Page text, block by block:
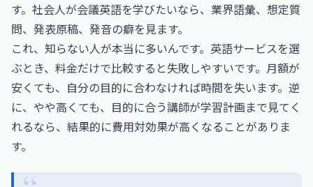
す。社会人が会議英語を学びたいなら、業界語彙、想定質
問、発表原稿、発音の癖を見ます。
これ、知らない人が本当に多いんです。英語サービスを選
ぶとき、料金だけで比較すると失敗しやすいです。月額が
安くても、自分の目的に合わなければ時間を失います。逆
に、やや高くても、目的に合う講師が学習計画まで見てく
れるなら、結果的に費用対効果が高くなることがありま
す。